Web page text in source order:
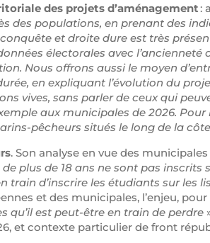
des projets d’aménagement:
des populations, en prenant des
et droite dure est très
électorales avec
Nous offrons aussi le moyen
en expliquant l’évolution du
vives, sans parler de ceux qui
aux municipales de 2026.
pêcheurs situés le long de la
. Son analyse en vue des
plus de 18 ans ne sont pas inscrits
d’inscrire les étudiants sur les
et des municipales, l’enjeu,
qu’il est peut-être en train de perdre
et contexte particulier de front